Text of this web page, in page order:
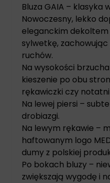
Bluza GAIA – klasyka
Nowoczesny, lekko
eleganckim
sylwetkę, zachowując
ruchów.
Na wysokości
kieszenie po obu
rękawiczki czy
Na lewej piersi –
drobiazgi.
Na lewym rękawie –
haftowanym logo
dumy z polskiej
Po bokach bluzy –
zwiększają wygodę i